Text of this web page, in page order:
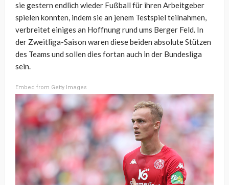
sie gestern endlich wieder Fußball für ihren Arbeitgeber
spielen konnten, indem sie an jenem Testspiel teilnahmen,
verbreitet einiges an Hoffnung rund ums Berger Feld. In
der Zweitliga-Saison waren diese beiden absolute Stützen
des Teams und sollen dies fortan auch in der Bundesliga
sein.
Embed from Getty Images